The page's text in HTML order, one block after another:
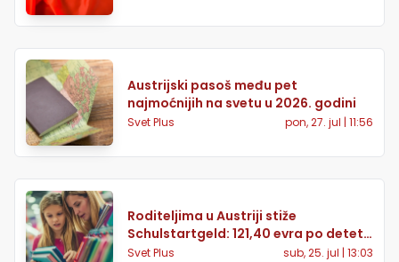
Austrijski pasoš među pet
najmoćnijih na svetu u 2026. godini
Svet Plus pon, 27. jul | 11:56
Roditeljima u Austriji stiže
Schulstartgeld: 121,40 evra po detetu
već 7. avgusta
Svet Plus sub, 25. jul | 13:03